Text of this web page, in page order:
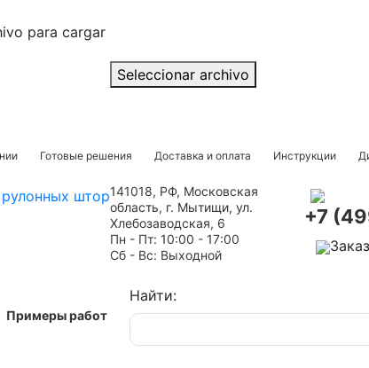
para cargar
Seleccionar archivo
Готовые решения Доставка и оплата Инструкции
141018, РФ, Московская
область, г. Мытищи, ул.
Хлебозаводская, 6
Пн - Пт: 10:00 - 17:00
Сб - Вс: Выходной
+7
Примеры работ
Найти: